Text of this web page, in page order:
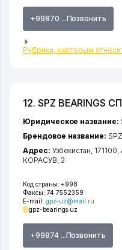
+99870 ...Позвонить
Рубрики, к которым
12. SPZ BEARINGS СП
Код страны: +998
Факсы: 74 7552359
E-mail: gpz-uz@mail.ru
gpz-bearings.uz
+99874 ...Позвонить
Юридическое название:
Брендовое название:
Адрес: Узбекистан, 171100,
КОРАСУВ, 3